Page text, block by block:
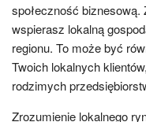
społeczność biznesową.
wspierasz lokalną
regionu. To może być
Twoich lokalnych
rodzimych
Zrozumienie lokalnego